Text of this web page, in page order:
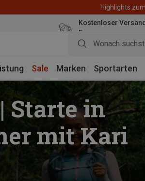
Highlights
Kostenloser
Euro
Sale Marken Sportarten
Starte in
mit Kari